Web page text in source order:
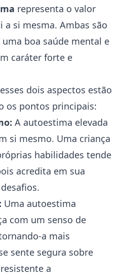
representa o valor
si mesma. Ambas são
boa saúde mental e
caráter forte e
dois aspectos estão
os pontos principais:
A autoestima elevada
si mesmo. Uma criança
habilidades tende
acredita em sua
Uma autoestima
com um senso de
a mais
sente segura sobre
a